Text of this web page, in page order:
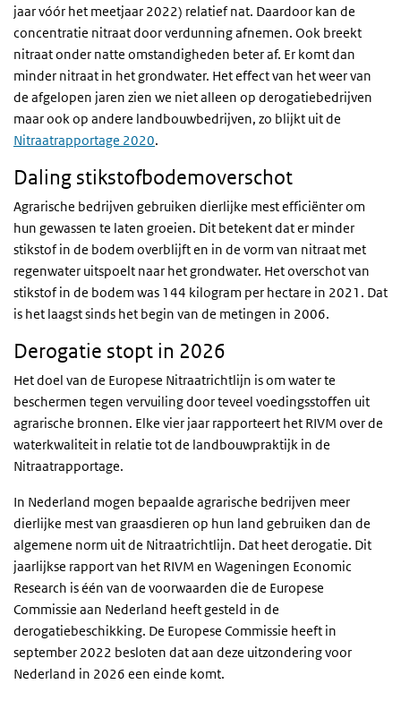
jaar vóór het meetjaar 2022) relatief nat. Daardoor kan de
concentratie nitraat door verdunning afnemen. Ook breekt
nitraat onder natte omstandigheden beter af. Er komt dan
minder nitraat in het grondwater. Het effect van het weer van
de afgelopen jaren zien we niet alleen op derogatiebedrijven
maar ook op andere landbouwbedrijven, zo blijkt uit de
Nitraatrapportage 2020.
Daling stikstofbodemoverschot
Agrarische bedrijven gebruiken dierlijke mest efficiënter om
hun gewassen te laten groeien. Dit betekent dat er minder
stikstof in de bodem overblijft en in de vorm van nitraat met
regenwater uitspoelt naar het grondwater. Het overschot van
stikstof in de bodem was 144 kilogram per hectare in 2021. Dat
is het laagst sinds het begin van de metingen in 2006.
Derogatie stopt in 2026
Het doel van de Europese Nitraatrichtlijn is om water te
beschermen tegen vervuiling door teveel voedingsstoffen uit
agrarische bronnen. Elke vier jaar rapporteert het RIVM over de
waterkwaliteit in relatie tot de landbouwpraktijk in de
Nitraatrapportage.
In Nederland mogen bepaalde agrarische bedrijven meer
dierlijke mest van graasdieren op hun land gebruiken dan de
algemene norm uit de Nitraatrichtlijn. Dat heet derogatie. Dit
jaarlijkse rapport van het RIVM en Wageningen Economic
Research is één van de voorwaarden die de Europese
Commissie aan Nederland heeft gesteld in de
derogatiebeschikking. De Europese Commissie heeft in
september 2022 besloten dat aan deze uitzondering voor
Nederland in 2026 een einde komt.